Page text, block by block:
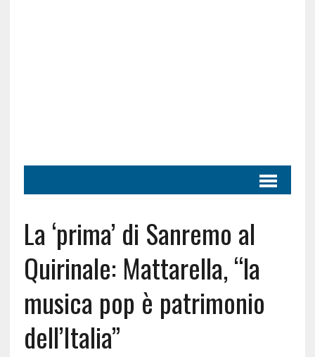
La ‘prima’ di Sanremo al
Quirinale: Mattarella, “la
musica pop è patrimonio
dell’Italia”